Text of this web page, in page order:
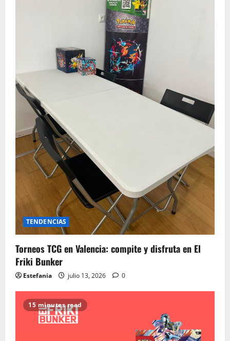
TENDENCIAS
Torneos TCG en Valencia: compite y disfruta en El
Friki Bunker
Estefania julio 13, 2026 0
15 minutes read